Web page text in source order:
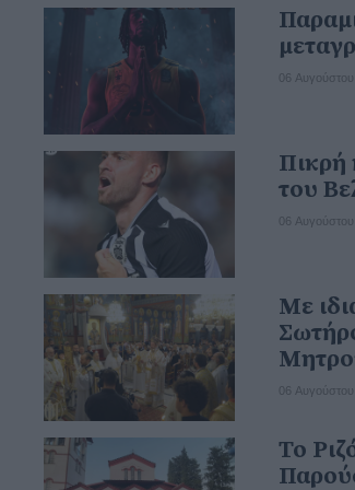
06 Αυγούστου
Πικρή
του
06 Αυγούστου
Με
06 Αυγούστου
Το